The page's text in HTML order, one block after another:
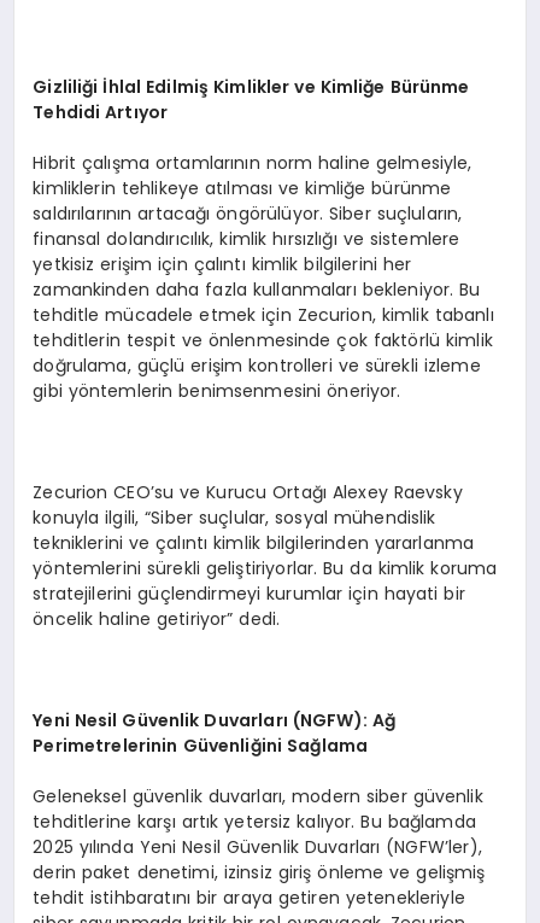
Gizliliği İhlal Edilmiş Kimlikler ve Kimliğe Bürünme
Tehdidi Artıyor
Hibrit çalışma ortamlarının norm haline gelmesiyle,
kimliklerin tehlikeye atılması ve kimliğe bürünme
saldırılarının artacağı öngörülüyor. Siber suçluların,
finansal dolandırıcılık, kimlik hırsızlığı ve sistemlere
yetkisiz erişim için çalıntı kimlik bilgilerini her
zamankinden daha fazla kullanmaları bekleniyor. Bu
tehditle mücadele etmek için Zecurion, kimlik tabanlı
tehditlerin tespit ve önlenmesinde çok faktörlü kimlik
doğrulama, güçlü erişim kontrolleri ve sürekli izleme
gibi yöntemlerin benimsenmesini öneriyor.
Zecurion CEO’su ve Kurucu Ortağı Alexey Raevsky
konuyla ilgili, “Siber suçlular, sosyal mühendislik
tekniklerini ve çalıntı kimlik bilgilerinden yararlanma
yöntemlerini sürekli geliştiriyorlar. Bu da kimlik koruma
stratejilerini güçlendirmeyi kurumlar için hayati bir
öncelik haline getiriyor” dedi.
Yeni Nesil Güvenlik Duvarları (NGFW): Ağ
Perimetrelerinin Güvenliğini Sağlama
Geleneksel güvenlik duvarları, modern siber güvenlik
tehditlerine karşı artık yetersiz kalıyor. Bu bağlamda
2025 yılında Yeni Nesil Güvenlik Duvarları (NGFW’ler),
derin paket denetimi, izinsiz giriş önleme ve gelişmiş
tehdit istihbaratını bir araya getiren yetenekleriyle